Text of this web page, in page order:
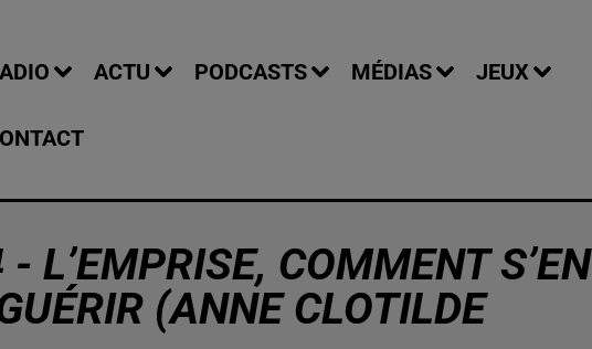
ACTU PODCASTS MÉDIAS JEUX
L’EMPRISE, COMMENT S’EN
(ANNE CLOTILDE